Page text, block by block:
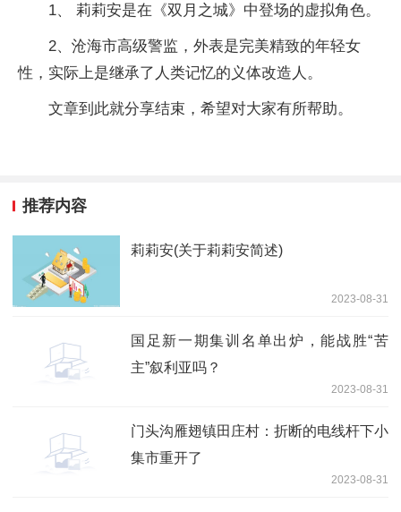
1、 莉莉安是在《双月之城》中登场的虚拟角色。
2、沧海市高级警监，外表是完美精致的年轻女
性，实际上是继承了人类记忆的义体改造人。
文章到此就分享结束，希望对大家有所帮助。
推荐内容
莉莉安(关于莉莉安简述)
2023-08-31
国足新一期集训名单出炉，能战胜“苦
主”叙利亚吗？
2023-08-31
门头沟雁翅镇田庄村：折断的电线杆下小
集市重开了
2023-08-31